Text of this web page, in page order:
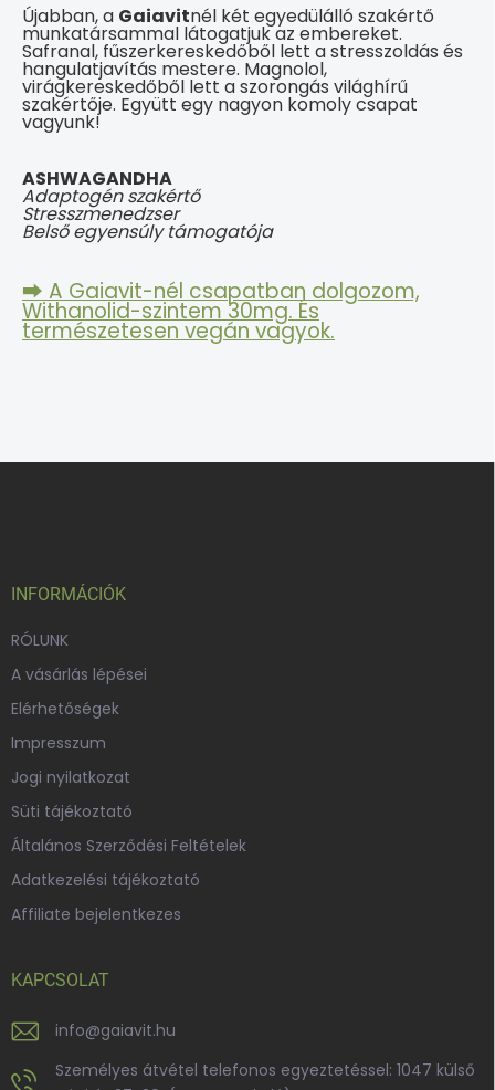
Újabban, a Gaiavitnél két egyedülálló szakértő
munkatársammal látogatjuk az embereket.
Safranal, fűszerkereskedőből lett a stresszoldás és
hangulatjavítás mestere. Magnolol,
virágkereskedőből lett a szorongás világhírű
szakértője. Együtt egy nagyon komoly csapat
vagyunk!
ASHWAGANDHA
Adaptogén szakértő
Stresszmenedzser
Belső egyensúly támogatója
⮕ A Gaiavit-nél csapatban dolgozom,
Withanolid-szintem 30mg. És
természetesen vegán vagyok.
INFORMÁCIÓK
RÓLUNK
A vásárlás lépései
Elérhetőségek
Impresszum
Jogi nyilatkozat
Süti tájékoztató
Általános Szerződési Feltételek
Adatkezelési tájékoztató
Affiliate bejelentkezes
KAPCSOLAT
info@gaiavit.hu
Személyes átvétel telefonos egyeztetéssel: 1047 külső